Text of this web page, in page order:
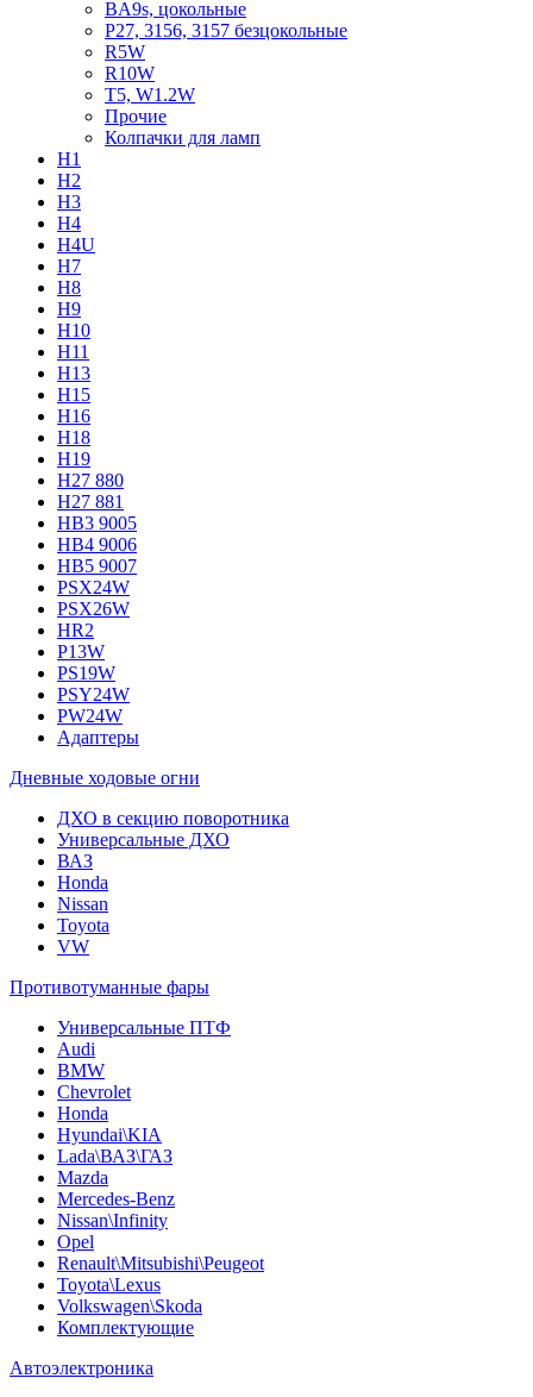
BA9s, цокольные
P27, 3156, 3157 безцокольные
R5W
R10W
T5, W1.2W
Прочие
Колпачки для ламп
H1
H2
H3
H4
H4U
H7
H8
H9
H10
H11
H13
H15
H16
H18
H19
H27 880
H27 881
HB3 9005
HB4 9006
HB5 9007
PSX24W
PSX26W
HR2
P13W
PS19W
PSY24W
PW24W
Адаптеры
Дневные ходовые огни
ДХО в секцию поворотника
Универсальные ДХО
ВАЗ
Honda
Nissan
Toyota
VW
Противотуманные фары
Универсальные ПТФ
Audi
BMW
Chevrolet
Honda
Hyundai\KIA
Lada\ВАЗ\ГАЗ
Mazda
Mercedes-Benz
Nissan\Infinity
Opel
Renault\Mitsubishi\Peugeot
Toyota\Lexus
Volkswagen\Skoda
Комплектующие
Автоэлектроника